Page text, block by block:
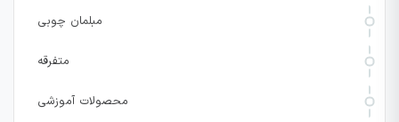
مبلمان چوبی
متفرقه
محصولات آموزشی